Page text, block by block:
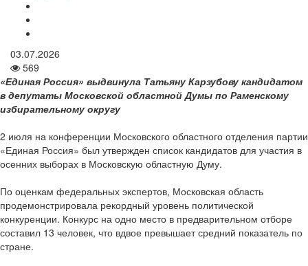
03.07.2026
569
«Единая Россия» выдвинула Татьяну Карзубову кандидатом
в депутаты Московской областной Думы по Раменскому
избирательному округу
2 июля на конференции Московского областного отделения партии
«Единая Россия» был утвержден список кандидатов для участия в
осенних выборах в Московскую областную Думу.
По оценкам федеральных экспертов, Московская область
продемонстрировала рекордный уровень политической
конкуренции. Конкурс на одно место в предварительном отборе
составил 13 человек, что вдвое превышает средний показатель по
стране.